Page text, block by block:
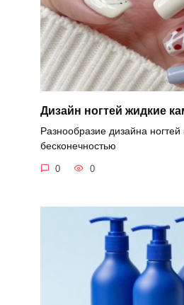
Дизайн ногтей жидкие
Разнообразие дизайна
бесконечностью
0 0